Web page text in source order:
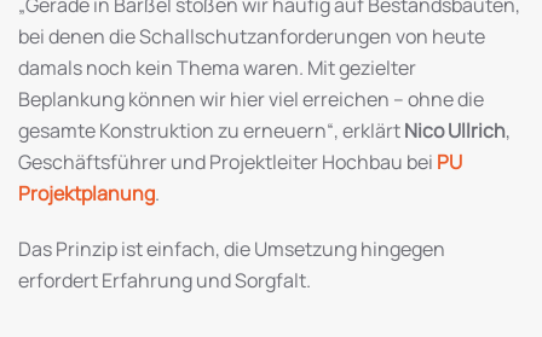
bei denen die Schallschutzanforderungen von heute
damals noch kein Thema waren. Mit gezielter
Beplankung können wir hier viel erreichen – ohne die
gesamte Konstruktion zu erneuern“, erklärtNico Ullrich,
Geschäftsführer und Projektleiter Hochbau bei PU
Projektplanung.
Das Prinzip ist einfach, die Umsetzung hingegen
erfordert Erfahrung und Sorgfalt.